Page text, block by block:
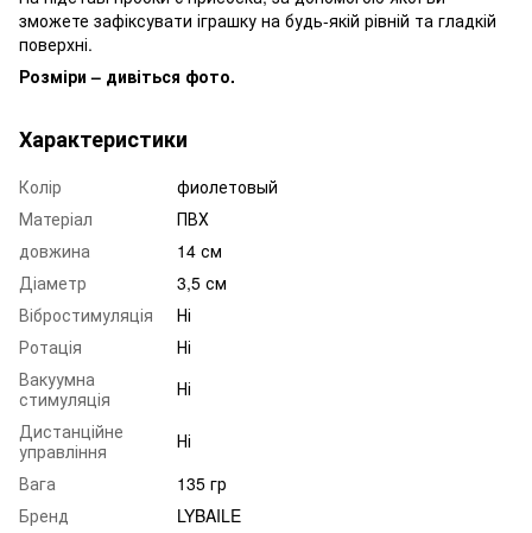
зможете зафіксувати іграшку на будь-якій рівній та гладкій
поверхні.
Розміри – дивіться фото.
Характеристики
Колір
фиолетовый
Матеріал
ПВХ
довжина
14 см
Діаметр
3,5 см
Вібростимуляція
Ні
Ротація
Ні
Вакуумна
стимуляція
Ні
Дистанційне
управління
Ні
Вага
135 гр
Бренд
LYBAILE